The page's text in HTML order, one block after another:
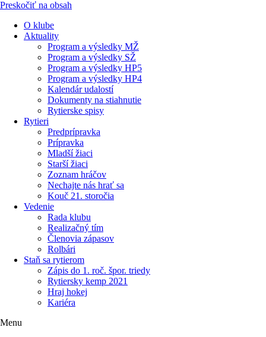
Preskočiť na obsah
O klube
Aktuality
Program a výsledky MŽ
Program a výsledky SŽ
Program a výsledky HP5
Program a výsledky HP4
Kalendár udalostí
Dokumenty na stiahnutie
Rytierske spisy
Rytieri
Predprípravka
Prípravka
Mladší žiaci
Starší žiaci
Zoznam hráčov
Nechajte nás hrať sa
Kouč 21. storočia
Vedenie
Rada klubu
Realizačný tím
Členovia zápasov
Rolbári
Staň sa rytierom
Zápis do 1. roč. špor. triedy
Rytiersky kemp 2021
Hraj hokej
Kariéra
Menu